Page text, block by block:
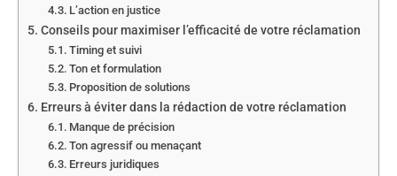
L’action en justice
Conseils pour maximiser l’efficacité de votre réclamation
Timing et suivi
Ton et formulation
Proposition de solutions
Erreurs à éviter dans la rédaction de votre réclamation
Manque de précision
Ton agressif ou menaçant
Erreurs juridiques